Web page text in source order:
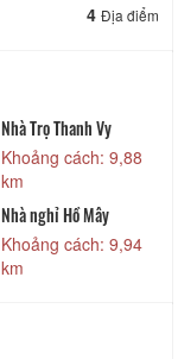
4 Địa điểm
Nhà Trọ Thanh Vy
Khoảng cách: 9,88
km
Nhà nghỉ Hồ Mây
Khoảng cách: 9,94
km